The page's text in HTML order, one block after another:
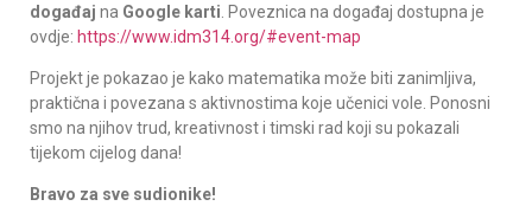
događaj na Google karti . Poveznica na događaj dostupna je
ovdje: https://www.idm314.org/#event-map
Projekt je pokazao je kako matematika može biti zanimljiva,
praktična i povezana s aktivnostima koje učenici vole. Ponosni
smo na njihov trud, kreativnost i timski rad koji su pokazali
tijekom cijelog dana!
Bravo za sve sudionike!